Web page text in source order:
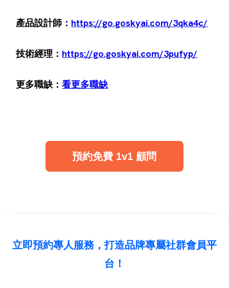
產品設計師： https://go.goskyai.com/3qka4c/
技術經理： https://go.goskyai.com/3pufyp/
更多職缺：看更多職缺
預約免費 1v1 顧問
立即預約專人服務，打造品牌專屬社群會員平
台！